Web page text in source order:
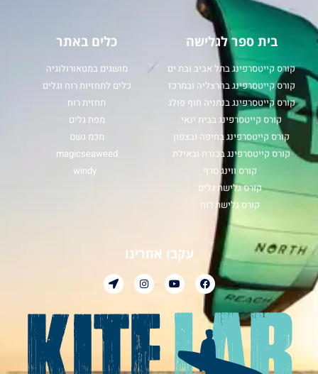
בית ספר לגלישה
קורס קייטסרפינג בתל אביב ובת ים
קורס קייטסרפינג בהרצליה ובמרכז
קורס קייטסרפינג בנתניה חוף פולג
קורס קייטסרפינג בבית ינאי
קורס קייטסרפינג בחיפה ובצפון
קורס קייטסרפינג בכנרת ובאילת
קורס ווינג סרף
קורס גלישת גלים
קורס גלישת רוח
כלים באתר
מושגים במטאורולוגיה
כלים לתחזיות רוח וגלים
תחזית רוח
מפת גלים
מכמ גשם
magicseaweed
windy
עקבו אחרינו